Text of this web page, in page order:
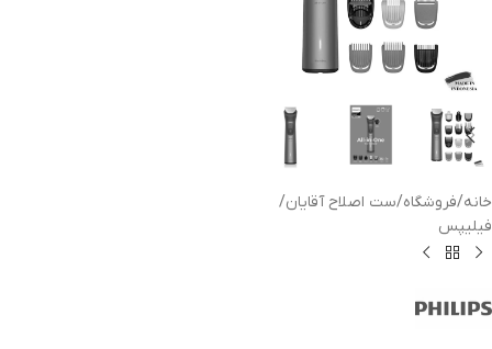
خانه/فروشگاه/ست اصلاح آقایان/
فیلیپس